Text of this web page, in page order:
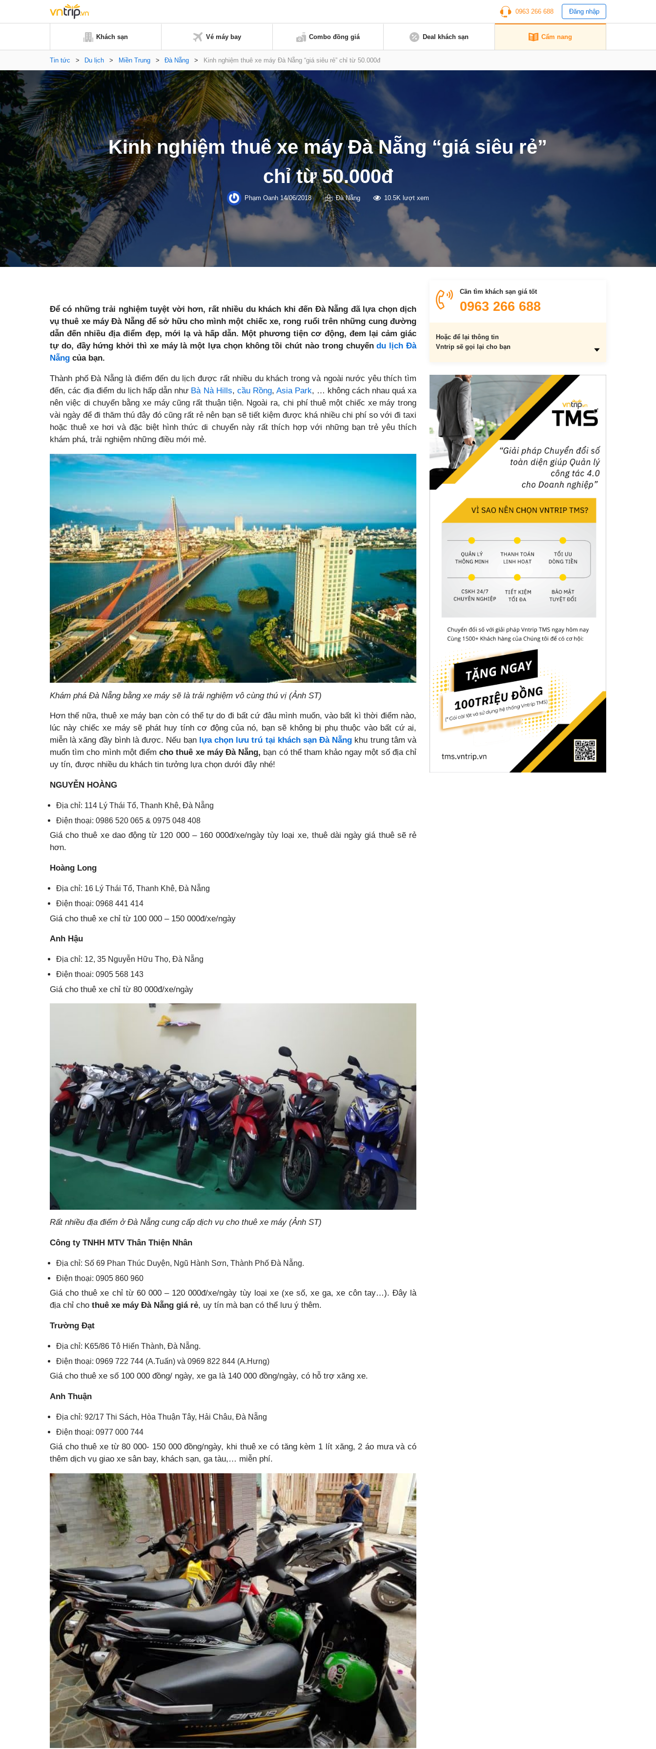
0963 266 688 Đăng nhập
Khách sạn Vé máy bay Combo đồng giá Deal khách sạn Cẩm nang
Tin tức > Du lịch > Miền Trung > Đà Nẵng > Kinh nghiệm thuê xe máy Đà Nẵng “giá siêu rẻ” chỉ từ 50.000đ
Kinh nghiệm thuê xe máy Đà Nẵng “giá siêu rẻ”
chỉ từ 50.000đ
Phạm Oanh 14/06/2018 Đà Nẵng 10.5K lượt xem
Để có những trải nghiệm tuyệt vời hơn, rất nhiều du khách khi đến Đà Nẵng đã lựa chọn dịch
vụ thuê xe máy Đà Nẵng để sở hữu cho mình một chiếc xe, rong ruổi trên những cung đường
dẫn đến nhiều địa điểm đẹp, mới lạ và hấp dẫn. Một phương tiện cơ động, đem lại cảm giác
tự do, đầy hứng khởi thì xe máy là một lựa chọn không tồi chút nào trong chuyếndu lịch Đà
Nẵng của bạn.
Thành phố Đà Nẵng là điểm đến du lịch được rất nhiều du khách trong và ngoài nước yêu thích tìm
đến, các địa điểm du lịch hấp dẫn như Bà Nà Hills, cầu Rồng, Asia Park, … không cách nhau quá xa
nên việc di chuyển bằng xe máy cũng rất thuận tiện. Ngoài ra, chi phí thuê một chiếc xe máy trong
vài ngày để đi thăm thú đây đó cũng rất rẻ nên bạn sẽ tiết kiệm được khá nhiều chi phí so với đi taxi
hoặc thuê xe hơi và đặc biệt hình thức di chuyển này rất thích hợp với những bạn trẻ yêu thích
khám phá, trải nghiệm những điều mới mẻ.
Khám phá Đà Nẵng bằng xe máy sẽ là trải nghiệm vô cùng thú vị (Ảnh ST)
Hơn thế nữa, thuê xe máy bạn còn có thể tự do đi bất cứ đâu mình muốn, vào bất kì thời điểm nào,
lúc này chiếc xe máy sẽ phát huy tính cơ động của nó, bạn sẽ không bị phụ thuộc vào bất cứ ai,
miễn là xăng đầy bình là được. Nếu bạn lựa chọn lưu trú tại khách sạn Đà Nẵng khu trung tâm và
muốn tìm cho mình một điểmcho thuê xe máy Đà Nẵng, bạn có thể tham khảo ngay một số địa chỉ
uy tín, được nhiều du khách tin tưởng lựa chọn dưới đây nhé!
NGUYỄN HOÀNG
Địa chỉ: 114 Lý Thái Tổ, Thanh Khê, Đà Nẵng
Điện thoại: 0986 520 065 & 0975 048 408
Giá cho thuê xe dao động từ 120 000 – 160 000đ/xe/ngày tùy loại xe, thuê dài ngày giá thuê sẽ rẻ
hơn.
Hoàng Long
Địa chỉ: 16 Lý Thái Tổ, Thanh Khê, Đà Nẵng
Điện thoại: 0968 441 414
Giá cho thuê xe chỉ từ 100 000 – 150 000đ/xe/ngày
Anh Hậu
Địa chỉ: 12, 35 Nguyễn Hữu Thọ, Đà Nẵng
Điện thoai: 0905 568 143
Giá cho thuê xe chỉ từ 80 000đ/xe/ngày
Rất nhiều địa điểm ở Đà Nẵng cung cấp dịch vụ cho thuê xe máy (Ảnh ST)
Công ty TNHH MTV Thân Thiện Nhân
Địa chỉ: Số 69 Phan Thúc Duyện, Ngũ Hành Sơn, Thành Phố Đà Nẵng.
Điện thoại: 0905 860 960
Giá cho thuê xe chỉ từ 60 000 – 120 000đ/xe/ngày tùy loại xe (xe số, xe ga, xe côn tay…). Đây là
địa chỉ cho thuê xe máy Đà Nẵng giá rẻ, uy tín mà bạn có thể lưu ý thêm.
Trường Đạt
Địa chỉ: K65/86 Tô Hiến Thành, Đà Nẵng.
Điện thoại: 0969 722 744 (A.Tuấn) và 0969 822 844 (A.Hưng)
Giá cho thuê xe số 100 000 đồng/ ngày, xe ga là 140 000 đồng/ngày, có hỗ trợ xăng xe.
Anh Thuận
Địa chỉ: 92/17 Thi Sách, Hòa Thuận Tây, Hải Châu, Đà Nẵng
Điện thoại: 0977 000 744
Giá cho thuê xe từ 80 000- 150 000 đồng/ngày, khi thuê xe có tăng kèm 1 lít xăng, 2 áo mưa và có
thêm dịch vụ giao xe sân bay, khách sạn, ga tàu,… miễn phí.
Cần tìm khách sạn giá tốt
0963 266 688
Hoặc để lại thông tin
Vntrip sẽ gọi lại cho bạn